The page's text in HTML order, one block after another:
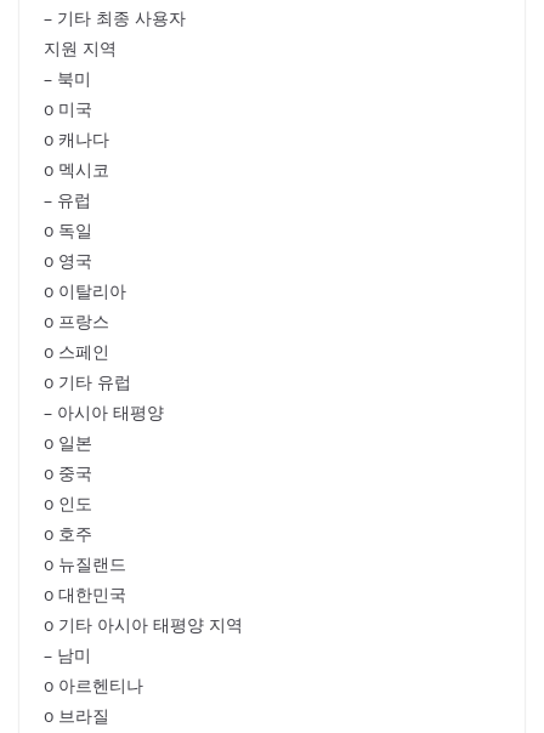
– 기타 최종 사용자
지원 지역
– 북미
o 미국
o 캐나다
o 멕시코
– 유럽
o 독일
o 영국
o 이탈리아
o 프랑스
o 스페인
o 기타 유럽
– 아시아 태평양
o 일본
o 중국
o 인도
o 호주
o 뉴질랜드
o 대한민국
o 기타 아시아 태평양 지역
– 남미
o 아르헨티나
o 브라질